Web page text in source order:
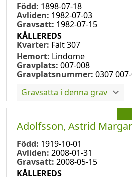
Född: 1898-07-18
Avliden: 1982-07-03
Gravsatt: 1982-07-15
KÅLLEREDS
Kvarter: Fält 307
Hemort: Lindome
Gravplats: 007-008
Gravplatsnummer: 0307
Gravsatta i denna grav
Adolfsson, Astrid
Född: 1919-10-01
Avliden: 2008-01-31
Gravsatt: 2008-05-15
KÅLLEREDS